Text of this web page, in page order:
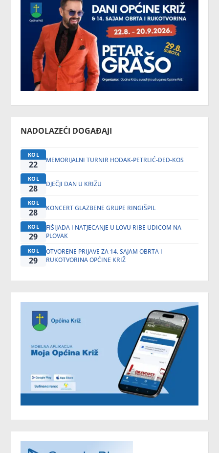
NADOLAZEĆI DOGAĐAJI
KOL
22 MEMORIJALNI TURNIR HODAK-PETRLIĆ-DED-KOS
KOL
28 DJEČJI DAN U KRIŽU
KOL
28 KONCERT GLAZBENE GRUPE RINGIŠPIL
KOL
29
FIŠIJADA I NATJECANJE U LOVU RIBE UDICOM NA
PLOVAK
KOL
29
OTVORENE PRIJAVE ZA 14. SAJAM OBRTA I
RUKOTVORINA OPĆINE KRIŽ